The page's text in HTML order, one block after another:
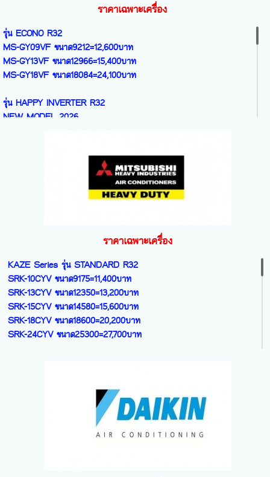
ราคาเฉพาะเครื่อง
รุ่น ECONO R32
MS-GY09VF ขนาด9212=12,600บาท
MS-GY13VF ขนาด12966=15,400บาท
MS-GY18VF ขนาด18084=24,100บาท
รุ่น HAPPY INVERTER R32
NEW MODEL 2026
MSY-KA15VF ขนาด15013=17,500บาท
MSY-KA18VF ขนาด17742=20,200บาท
MSY-KA24VF ขนาด21154=28,100บาท
MSY-MZ13VF ขนาด12624=17,700บาท
MSY-MZ18VF ขนาด17742=27,100บาท
รุ่น STANDARD INVERTER R32
MSY-JZ09VF ขนาด9212=16,000บาท
MSY-JZ13VF ขนาด12283=19,300บาท
MSY-JZ15VF ขนาด15013=23,000บาท
MSY-JZ18VF ขนาด17742=28,100บาท
MSY-JZ36VF ขนาด33096=55,500บาท
รุ่น SUPER INVERTER R32
MSY-GZ09VF ขนาด9554=17,500บาท
ราคาเฉพาะเครื่อง
KAZE Series รุ่น STANDARD R32
SRK-10CYV ขนาด9175=11,400บาท
SRK-13CYV ขนาด12350=13,200บาท
SRK-15CYV ขนาด14580=15,600บาท
SRK-18CYV ขนาด18600=20,200บาท
SRK-24CYV ขนาด25300=27,700บาท
SRK-10YYP ขนาด9492=12,200บาท
SRK-13YYP ขนาด12369=14,000บาท
SRK-15YYP ขนาด15297=17,500บาท
SRK-18YYP2 ขนาด18600=20,900บาท